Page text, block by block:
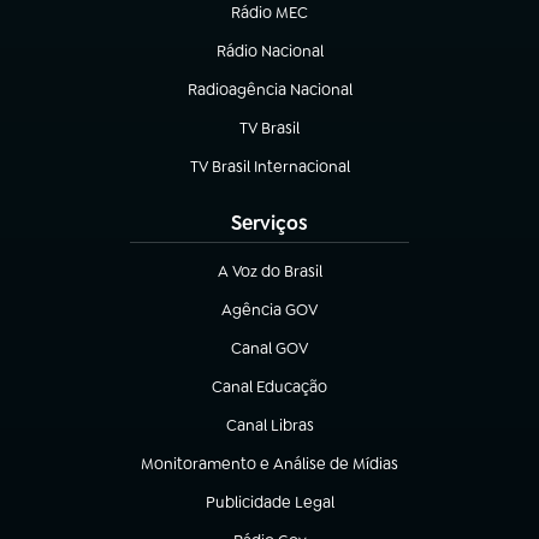
Rádio MEC
(abre em nova aba)
Rádio Nacional
Radioagência Nacional
(abre em nova aba)
TV Brasil
(abre em nova aba)
TV Brasil Internacional
(abre em nova aba)
Serviços
A Voz do Brasil
(abre em nova aba)
Agência GOV
(abre em nova aba)
Canal GOV
(abre em nova aba)
Canal Educação
(abre em nova aba)
Canal Libras
(abre em nova aba)
Monitoramento e Análise de Mídias
(abre em nova aba)
Publicidade Legal
(abre em nova aba)